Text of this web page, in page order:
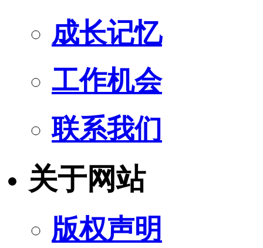
成长记忆
工作机会
联系我们
关于网站
版权声明